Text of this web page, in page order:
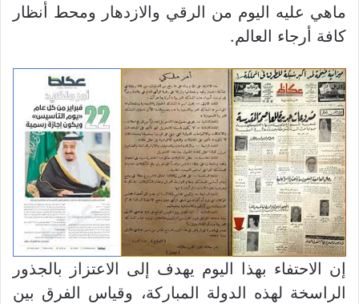
ماهي عليه اليوم من الرقي والازدهار ومحط أنظار
كافة أرجاء العالم.
إن الاحتفاء بهذا اليوم يهدف إلى الاعتزاز بالجذور
الراسخة لهذه الدولة المباركة، وقياس الفرق بين